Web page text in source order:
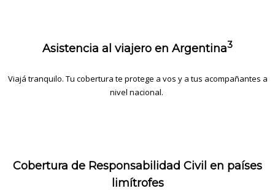
Asistencia al viajero en Argentina3
Viajá tranquilo. Tu cobertura te protege a vos y a tus acompañantes a
nivel nacional.
Cobertura de Responsabilidad Civil en países
limítrofes